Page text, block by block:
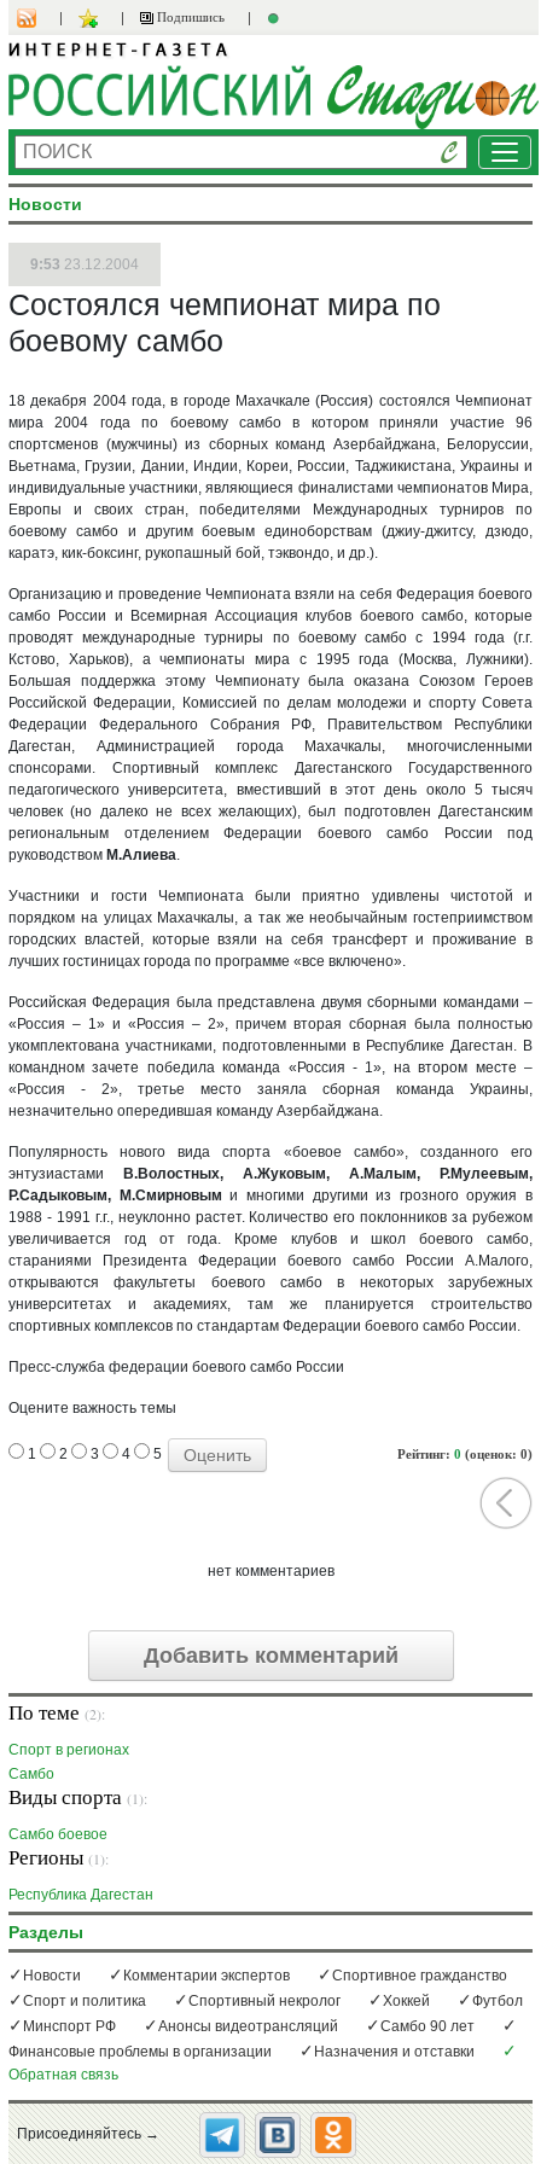
Подпишись
Новости
9:53 23.12.2004
Состоялся чемпионат мира по
боевому самбо
18 декабря 2004 года, в городе Махачкале (Россия) состоялся Чемпионат
мира 2004 года по боевому самбо в котором приняли участие 96
спортсменов (мужчины) из сборных команд Азербайджана, Белоруссии,
Вьетнама, Грузии, Дании, Индии, Кореи, России, Таджикистана, Украины и
индивидуальные участники, являющиеся финалистами чемпионатов Мира,
Европы и своих стран, победителями Международных турниров по
боевому самбо и другим боевым единоборствам (джиу-джитсу, дзюдо,
каратэ, кик-боксинг, рукопашный бой, тэквондо, и др.).
Организацию и проведение Чемпионата взяли на себя Федерация боевого
самбо России и Всемирная Ассоциация клубов боевого самбо, которые
проводят международные турниры по боевому самбо с 1994 года (г.г.
Кстово, Харьков), а чемпионаты мира с 1995 года (Москва, Лужники).
Большая поддержка этому Чемпионату была оказана Союзом Героев
Российской Федерации, Комиссией по делам молодежи и спорту Совета
Федерации Федерального Собрания РФ, Правительством Республики
Дагестан, Администрацией города Махачкалы, многочисленными
спонсорами. Спортивный комплекс Дагестанского Государственного
педагогического университета, вместивший в этот день около 5 тысяч
человек (но далеко не всех желающих), был подготовлен Дагестанским
региональным отделением Федерации боевого самбо России под
руководством М.Алиева.
Участники и гости Чемпионата были приятно удивлены чистотой и
порядком на улицах Махачкалы, а так же необычайным гостеприимством
городских властей, которые взяли на себя трансферт и проживание в
лучших гостиницах города по программе «все включено».
Российская Федерация была представлена двумя сборными командами –
«Россия – 1» и «Россия – 2», причем вторая сборная была полностью
укомплектована участниками, подготовленными в Республике Дагестан. В
командном зачете победила команда «Россия - 1», на втором месте –
«Россия - 2», третье место заняла сборная команда Украины,
незначительно опередившая команду Азербайджана.
Популярность нового вида спорта «боевое самбо», созданного его
энтузиастами
В.Волостных, А.Жуковым, А.Малым, Р.Мулеевым,
Р.Садыковым, М.Смирновым и многими другими из грозного оружия в
1988 - 1991 г.г., неуклонно растет. Количество его поклонников за рубежом
увеличивается год от года. Кроме клубов и школ боевого самбо,
стараниями Президента Федерации боевого самбо России А.Малого,
открываются факультеты боевого самбо в некоторых зарубежных
университетах и академиях, там же планируется строительство
спортивных комплексов по стандартам Федерации боевого самбо России.
Пресс-служба федерации боевого самбо России
Оцените важность темы
Рейтинг: 0 (оценок: 0)
1 2 3 4 5
нет комментариев
Добавить комментарий
По теме (2):
Спорт в регионах
Самбо
Виды спорта (1):
Самбо боевое
Регионы (1):
Республика Дагестан
Разделы
Новости Комментарии экспертов
Спортивное гражданство
Спорт и политика
Спортивный некролог Хоккей
Футбол
Минспорт РФ
Анонсы видеотрансляций
Самбо 90 лет
Финансовые проблемы в организации
Назначения и отставки
Обратная связь
Присоединяйтесь →